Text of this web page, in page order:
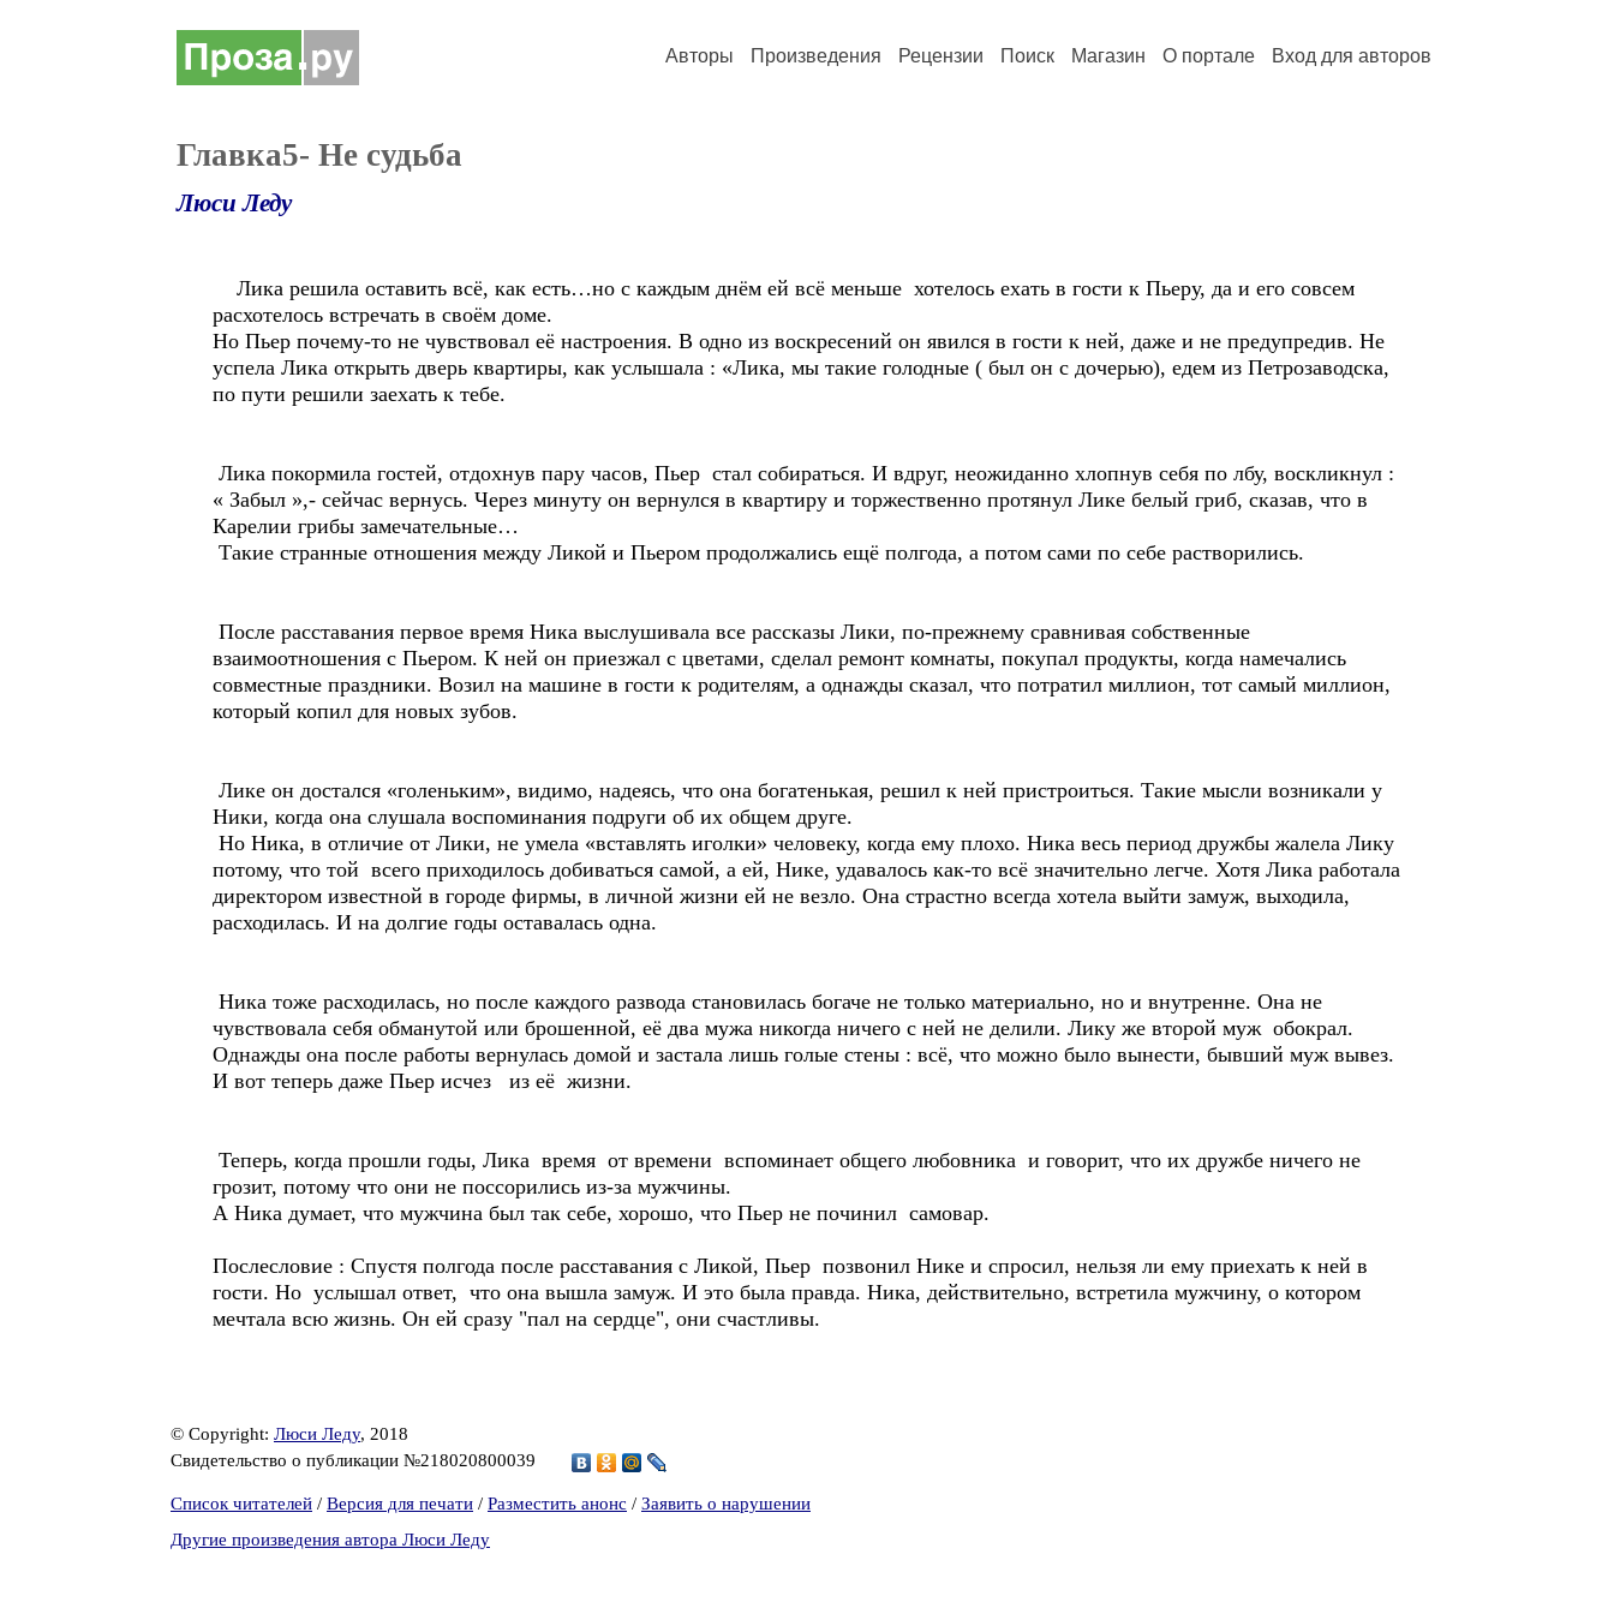
Авторы Произведения Рецензии Поиск Магазин О портале Вход для авторов
Главка5- Не судьба
Люси Леду
Лика решила оставить всё, как есть…но с каждым днём ей всё меньше хотелось ехать в гости к Пьеру, да и его совсем
расхотелось встречать в своём доме.
Но Пьер почему-то не чувствовал её настроения. В одно из воскресений он явился в гости к ней, даже и не предупредив. Не
успела Лика открыть дверь квартиры, как услышала : «Лика, мы такие голодные ( был он с дочерью), едем из Петрозаводска,
по пути решили заехать к тебе.
Лика покормила гостей, отдохнув пару часов, Пьер стал собираться. И вдруг, неожиданно хлопнув себя по лбу, воскликнул :
« Забыл »,- сейчас вернусь. Через минуту он вернулся в квартиру и торжественно протянул Лике белый гриб, сказав, что в
Карелии грибы замечательные…
Такие странные отношения между Ликой и Пьером продолжались ещё полгода, а потом сами по себе растворились.
После расставания первое время Ника выслушивала все рассказы Лики, по-прежнему сравнивая собственные
взаимоотношения с Пьером. К ней он приезжал с цветами, сделал ремонт комнаты, покупал продукты, когда намечались
совместные праздники. Возил на машине в гости к родителям, а однажды сказал, что потратил миллион, тот самый миллион,
который копил для новых зубов.
Лике он достался «голеньким», видимо, надеясь, что она богатенькая, решил к ней пристроиться. Такие мысли возникали у
Ники, когда она слушала воспоминания подруги об их общем друге.
Но Ника, в отличие от Лики, не умела «вставлять иголки» человеку, когда ему плохо. Ника весь период дружбы жалела Лику
потому, что той всего приходилось добиваться самой, а ей, Нике, удавалось как-то всё значительно легче. Хотя Лика работала
директором известной в городе фирмы, в личной жизни ей не везло. Она страстно всегда хотела выйти замуж, выходила,
расходилась. И на долгие годы оставалась одна.
Ника тоже расходилась, но после каждого развода становилась богаче не только материально, но и внутренне. Она не
чувствовала себя обманутой или брошенной, её два мужа никогда ничего с ней не делили. Лику же второй муж обокрал.
Однажды она после работы вернулась домой и застала лишь голые стены : всё, что можно было вынести, бывший муж вывез.
И вот теперь даже Пьер исчез из её жизни.
Теперь, когда прошли годы, Лика время от времени вспоминает общего любовника и говорит, что их дружбе ничего не
грозит, потому что они не поссорились из-за мужчины.
А Ника думает, что мужчина был так себе, хорошо, что Пьер не починил самовар.
Послесловие : Спустя полгода после расставания с Ликой, Пьер позвонил Нике и спросил, нельзя ли ему приехать к ней в
гости. Но услышал ответ, что она вышла замуж. И это была правда. Ника, действительно, встретила мужчину, о котором
мечтала всю жизнь. Он ей сразу "пал на сердце", они счастливы.
© Copyright: Люси Леду, 2018
Свидетельство о публикации №218020800039
Список читателей / Версия для печати / Разместить анонс / Заявить о нарушении
Другие произведения автора Люси Леду